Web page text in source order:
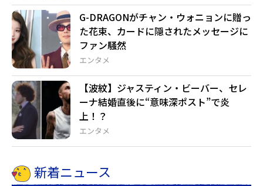
エンタメ
G-DRAGONがチャン・ウォニョンに贈っ
た花束、カードに隠されたメッセージに
ファン騒然
エンタメ
【波紋】ジャスティン・ビーバー、セレ
ーナ結婚直後に“意味深ポスト”で炎
上！？
新着ニュース